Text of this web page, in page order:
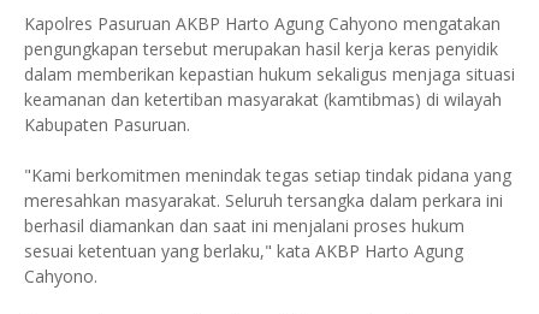
Kapolres Pasuruan AKBP Harto Agung Cahyono mengatakan
pengungkapan tersebut merupakan hasil kerja keras penyidik
dalam memberikan kepastian hukum sekaligus menjaga situasi
keamanan dan ketertiban masyarakat (kamtibmas) di wilayah
Kabupaten Pasuruan.
"Kami berkomitmen menindak tegas setiap tindak pidana yang
meresahkan masyarakat. Seluruh tersangka dalam perkara ini
berhasil diamankan dan saat ini menjalani proses hukum
sesuai ketentuan yang berlaku," kata AKBP Harto Agung
Cahyono.